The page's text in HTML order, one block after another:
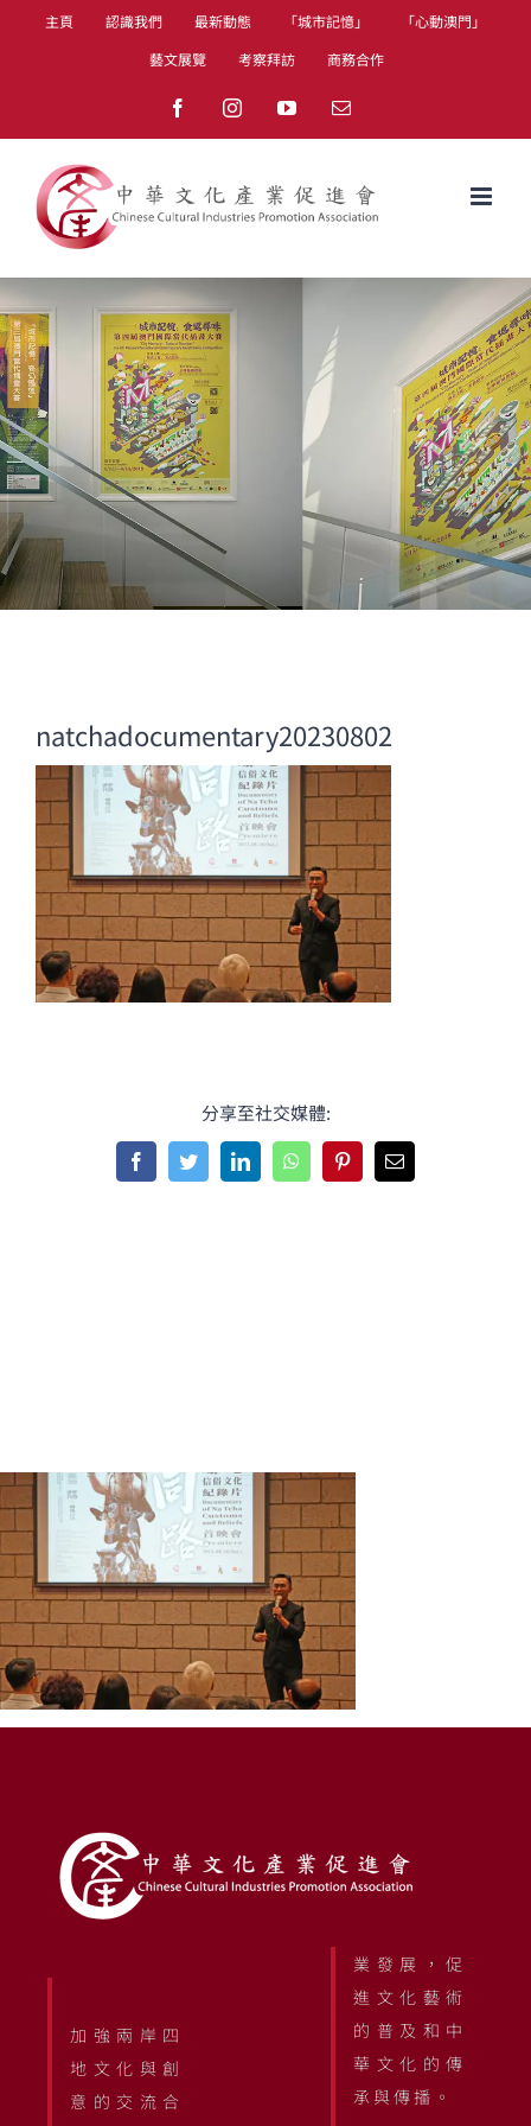
主頁 認識我們 最新動態 「城市記憶」
「心動澳門」
藝文展覽
考察拜訪 商務合作
FacebookInstagramYouTubeEmail
natchadocumentary20230802
分享至社交媒體:
FacebookTwitterLinkedInWhatsAppPinterestEmail
加強兩岸四
地文化與創
意的交流合
業發展，促
進文化藝術
的普及和中
華文化的傳
承與傳播。